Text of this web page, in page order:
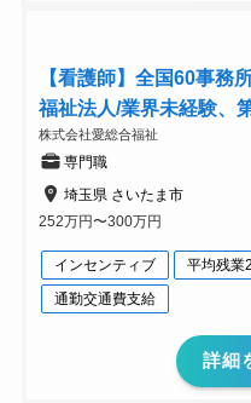
【看護師】全国60事務
福祉法人/業界未経験、
株式会社愛総合福祉
専門職
埼玉県 さいたま市
252万円〜300万円
インセンティブ 平均残業
通勤交通費支給
詳細